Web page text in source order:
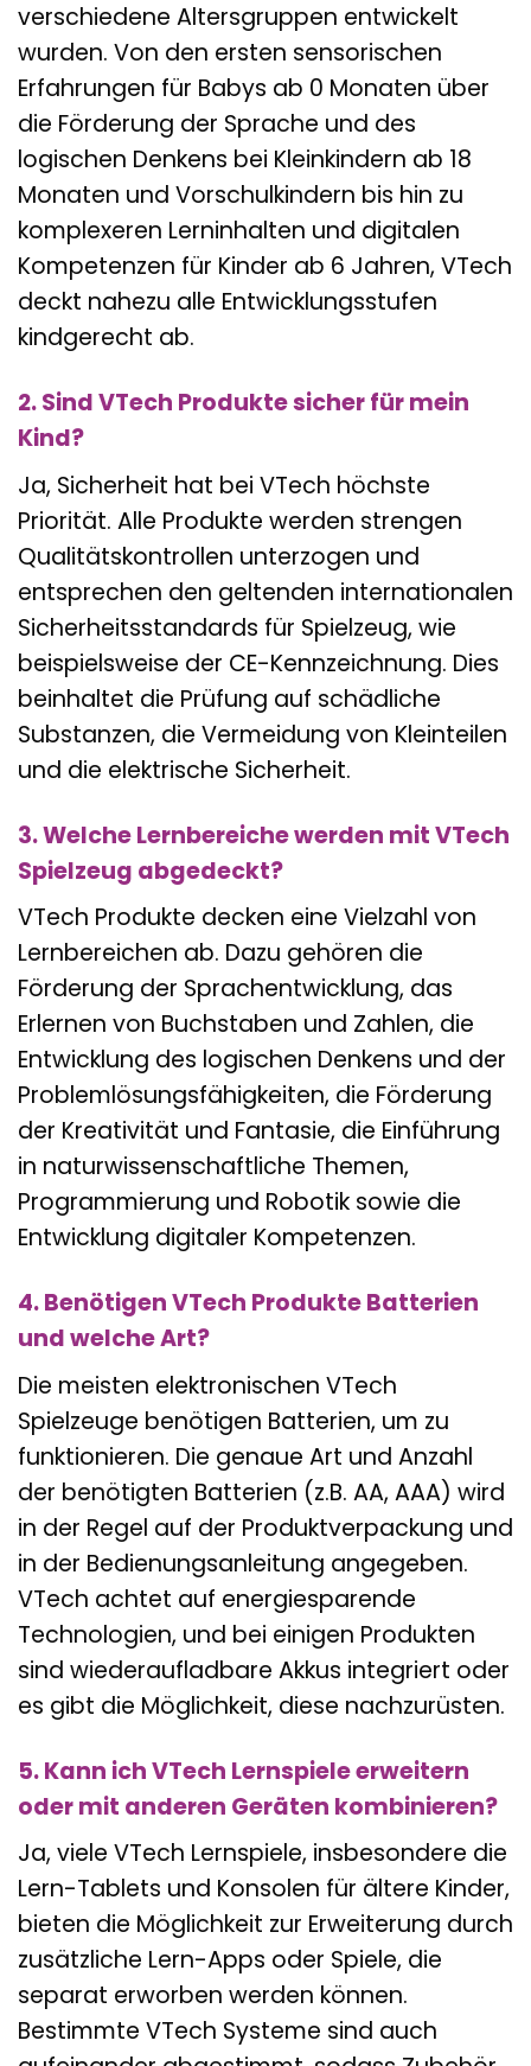
verschiedene Altersgruppen entwickelt
wurden. Von den ersten sensorischen
Erfahrungen für Babys ab 0 Monaten über
die Förderung der Sprache und des
logischen Denkens bei Kleinkindern ab 18
Monaten und Vorschulkindern bis hin zu
komplexeren Lerninhalten und digitalen
Kompetenzen für Kinder ab 6 Jahren, VTech
deckt nahezu alle Entwicklungsstufen
kindgerecht ab.
2. Sind VTech Produkte sicher für mein
Kind?
Ja, Sicherheit hat bei VTech höchste
Priorität. Alle Produkte werden strengen
Qualitätskontrollen unterzogen und
entsprechen den geltenden internationalen
Sicherheitsstandards für Spielzeug, wie
beispielsweise der CE-Kennzeichnung. Dies
beinhaltet die Prüfung auf schädliche
Substanzen, die Vermeidung von Kleinteilen
und die elektrische Sicherheit.
3. Welche Lernbereiche werden mit VTech
Spielzeug abgedeckt?
VTech Produkte decken eine Vielzahl von
Lernbereichen ab. Dazu gehören die
Förderung der Sprachentwicklung, das
Erlernen von Buchstaben und Zahlen, die
Entwicklung des logischen Denkens und der
Problemlösungsfähigkeiten, die Förderung
der Kreativität und Fantasie, die Einführung
in naturwissenschaftliche Themen,
Programmierung und Robotik sowie die
Entwicklung digitaler Kompetenzen.
4. Benötigen VTech Produkte Batterien
und welche Art?
Die meisten elektronischen VTech
Spielzeuge benötigen Batterien, um zu
funktionieren. Die genaue Art und Anzahl
der benötigten Batterien (z.B. AA, AAA) wird
in der Regel auf der Produktverpackung und
in der Bedienungsanleitung angegeben.
VTech achtet auf energiesparende
Technologien, und bei einigen Produkten
sind wiederaufladbare Akkus integriert oder
es gibt die Möglichkeit, diese nachzurüsten.
5. Kann ich VTech Lernspiele erweitern
oder mit anderen Geräten kombinieren?
Ja, viele VTech Lernspiele, insbesondere die
Lern-Tablets und Konsolen für ältere Kinder,
bieten die Möglichkeit zur Erweiterung durch
zusätzliche Lern-Apps oder Spiele, die
separat erworben werden können.
Bestimmte VTech Systeme sind auch